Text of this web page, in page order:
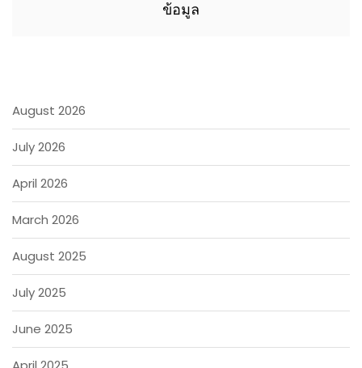
ข้อมูล
August 2026
July 2026
April 2026
March 2026
August 2025
July 2025
June 2025